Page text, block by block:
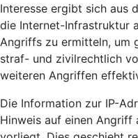
Interesse ergibt sich aus
die Internet-Infrastruktur
Angriffs zu ermitteln, um
straf- und zivilrechtlich
weiteren Angriffen
Die Information zur IP-
Hinweis auf einen